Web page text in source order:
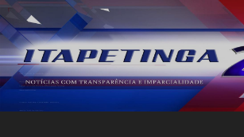
Pular
para
o
conteúdo